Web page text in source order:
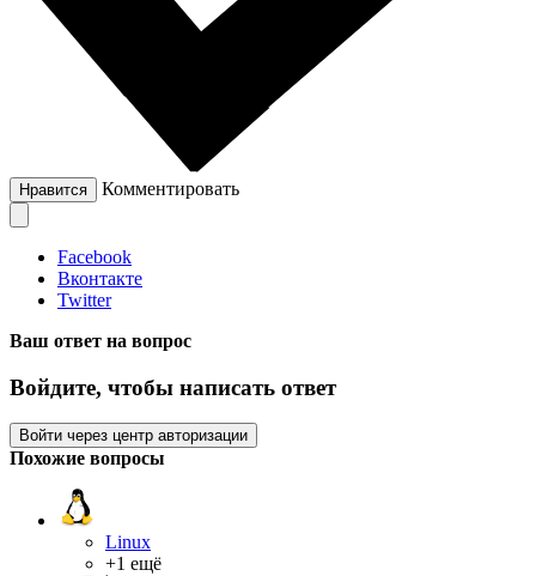
Нравится Комментировать
Facebook
Вконтакте
Twitter
Ваш ответ на вопрос
Войдите, чтобы написать ответ
Войти через центр авторизации
Похожие вопросы
Linux
+1 ещё